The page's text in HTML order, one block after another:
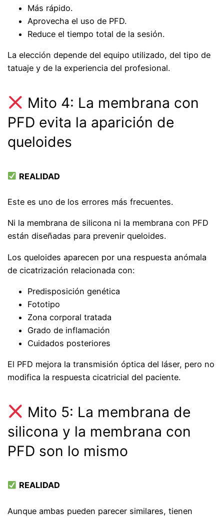
Más rápido.
Aprovecha el uso de PFD.
Reduce el tiempo total de la sesión.
La elección depende del equipo utilizado, del tipo de
tatuaje y de la experiencia del profesional.
Mito 4: La membrana con
PFD evita la aparición de
queloides
REALIDAD
Este es uno de los errores más frecuentes.
Ni la membrana de silicona ni la membrana con PFD
están diseñadas para prevenir queloides.
Los queloides aparecen por una respuesta anómala
de cicatrización relacionada con:
Predisposición genética
Fototipo
Zona corporal tratada
Grado de inflamación
Cuidados posteriores
El PFD mejora la transmisión óptica del láser, pero no
modifica la respuesta cicatricial del paciente.
Mito 5: La membrana de
silicona y la membrana con
PFD son lo mismo
REALIDAD
Aunque ambas pueden parecer similares, tienen